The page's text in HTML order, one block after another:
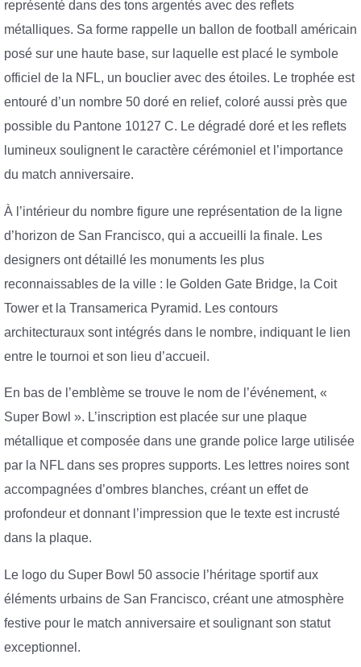
représenté dans des tons argentés avec des reflets
métalliques. Sa forme rappelle un ballon de football américain
posé sur une haute base, sur laquelle est placé le symbole
officiel de la NFL, un bouclier avec des étoiles. Le trophée est
entouré d’un nombre 50 doré en relief, coloré aussi près que
possible du Pantone 10127 C. Le dégradé doré et les reflets
lumineux soulignent le caractère cérémoniel et l’importance
du match anniversaire.
À l’intérieur du nombre figure une représentation de la ligne
d’horizon de San Francisco, qui a accueilli la finale. Les
designers ont détaillé les monuments les plus
reconnaissables de la ville : le Golden Gate Bridge, la Coit
Tower et la Transamerica Pyramid. Les contours
architecturaux sont intégrés dans le nombre, indiquant le lien
entre le tournoi et son lieu d’accueil.
En bas de l’emblème se trouve le nom de l’événement, «
Super Bowl ». L’inscription est placée sur une plaque
métallique et composée dans une grande police large utilisée
par la NFL dans ses propres supports. Les lettres noires sont
accompagnées d’ombres blanches, créant un effet de
profondeur et donnant l’impression que le texte est incrusté
dans la plaque.
Le logo du Super Bowl 50 associe l’héritage sportif aux
éléments urbains de San Francisco, créant une atmosphère
festive pour le match anniversaire et soulignant son statut
exceptionnel.